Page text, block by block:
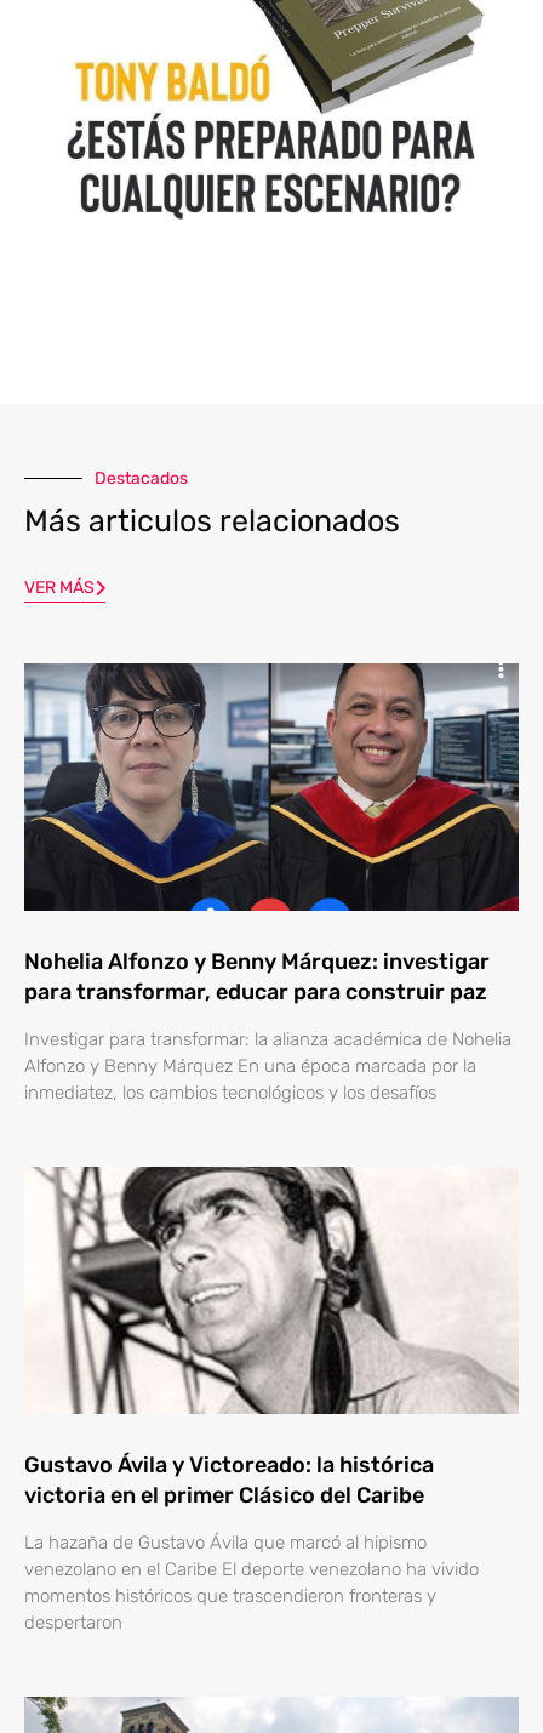
Destacados
Más articulos relacionados
VER MÁS
Nohelia Alfonzo y Benny Márquez: investigar
para transformar, educar para construir paz
Investigar para transformar: la alianza académica de Nohelia
Alfonzo y Benny Márquez En una época marcada por la
inmediatez, los cambios tecnológicos y los desafíos
Gustavo Ávila y Victoreado: la histórica
victoria en el primer Clásico del Caribe
La hazaña de Gustavo Ávila que marcó al hipismo
venezolano en el Caribe El deporte venezolano ha vivido
momentos históricos que trascendieron fronteras y
despertaron